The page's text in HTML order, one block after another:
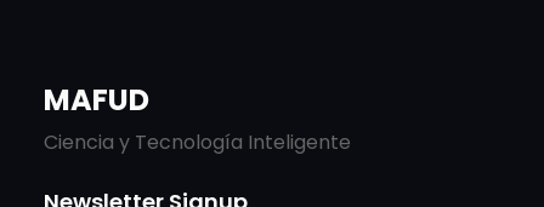
MAFUD
Ciencia y Tecnología Inteligente